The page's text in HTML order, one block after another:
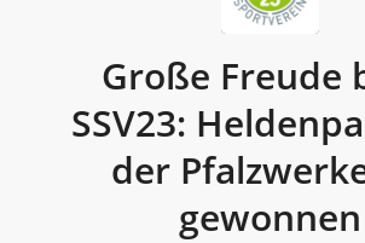
Große Freude
SSV23:
der
gewonnen